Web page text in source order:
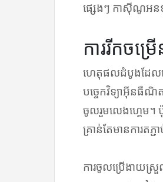
ផ្សេងៗ កាស៊ីណូអន
ការរីកចម្រ
ហេតុផលដំបូងដែលធ្
បច្ចេកវិទ្យាអ៊ីនធឺ
ចូលរួមលេងហ្គេម។ ប៉ុ
គ្រាន់តែមានការត
ការចូលប្រើងាយស្